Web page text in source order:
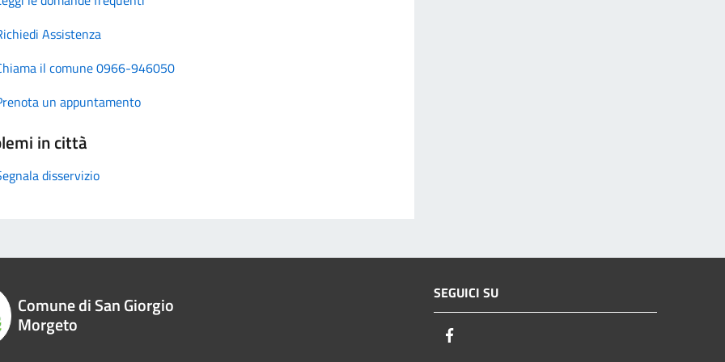
Assistenza
il comune 0966-946050
un appuntamento
in città
disservizio
Comune di San Giorgio
Morgeto
SEGUICI SU